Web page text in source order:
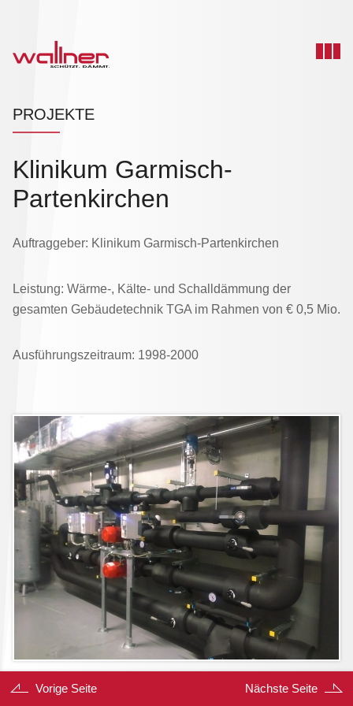
PROJEKTE
Klinikum Garmisch-
Partenkirchen
Auftraggeber: Klinikum Garmisch-Partenkirchen
Leistung: Wärme-, Kälte- und Schalldämmung der
gesamten Gebäudetechnik TGA im Rahmen von € 0,5 Mio.
Ausführungszeitraum: 1998-2000
Vorige Seite Nächste Seite